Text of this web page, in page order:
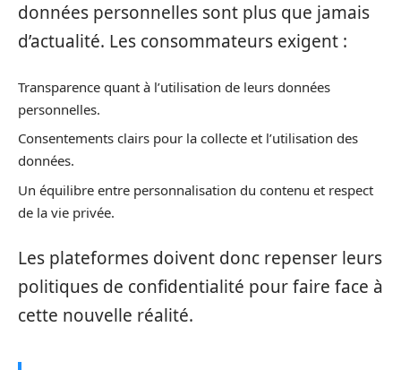
données personnelles sont plus que jamais
d’actualité. Les consommateurs exigent :
Transparence quant à l’utilisation de leurs données
personnelles.
Consentements clairs pour la collecte et l’utilisation des
données.
Un équilibre entre personnalisation du contenu et respect
de la vie privée.
Les plateformes doivent donc repenser leurs
politiques de confidentialité pour faire face à
cette nouvelle réalité.